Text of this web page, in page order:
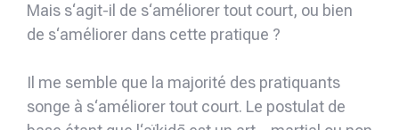
Mais s‘agit-il de s‘améliorer tout court, ou bien
de s‘améliorer dans cette pratique ?
Il me semble que la majorité des pratiquants
songe à s‘améliorer tout court. Le postulat de